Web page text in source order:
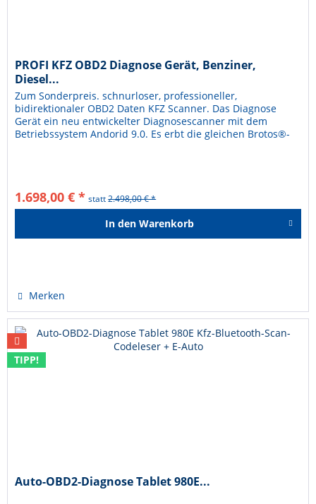
PROFI KFZ OBD2 Diagnose Gerät, Benziner,
Diesel...
Zum Sonderpreis. schnurloser, professioneller,
bidirektionaler OBD2 Daten KFZ Scanner. Das Diagnose
Gerät ein neu entwickelter Diagnosescanner mit dem
Betriebssystem Andorid 9.0. Es erbt die gleichen Brotos®-
1.698,00 € * statt2.498,00 € *
In den Warenkorb
Merken
TIPP!
Auto-OBD2-Diagnose Tablet 980E...